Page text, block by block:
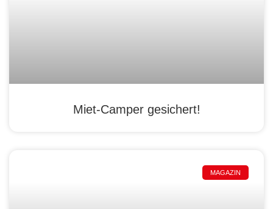
Miet-Camper gesichert!
MAGAZIN